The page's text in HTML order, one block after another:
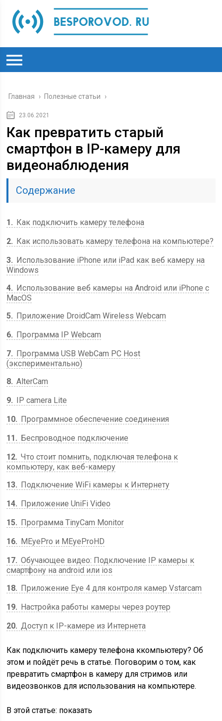
Главная › Полезные статьи ›
23.06.2021
Как превратить старый
смартфон в IP-камеру для
видеонаблюдения
Содержание
1
Как подключить камеру телефона
2
Как использовать камеру телефона на компьютере?
3
Использование iPhone или iPad как веб камеру на
Windows
4
Использование веб камеры на Android или iPhone с
MacOS
5
Приложение DroidCam Wireless Webcam
6
Программа IP Webcam
7
Программа USB WebCam PC Host
(экспериментально)
8 AlterCam
9
IP camera Lite
10
Программное обеспечение соединения
11
Беспроводное подключение
12 Что стоит помнить, подключая телефона к
компьютеру, как веб-камеру
13
Подключение WiFi камеры к Интернету
14
Приложение UniFi Video
15
Программа TinyCam Monitor
16
MEyePro и MEyeProHD
17 Обучающее видео: Подключение IP камеры к
смартфону на android или ios
18
Приложение Eye 4 для контроля камер Vstarcam
19
Настройка работы камеры через роутер
20 Доступ к IP-камере из Интернета
Как подключить камеру телефона ккомпьютеру? Об
этом и пойдёт речь в статье. Поговорим о том, как
превратить смартфон в камеру для стримов или
видеозвонков для использования на компьютере.
В этой статье: показать